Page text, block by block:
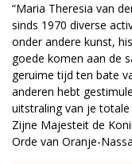
“Maria Theresia van
sinds 1970 diverse
onder andere kunst,
goede komen aan de
geruime tijd ten bate
anderen hebt
uitstraling van je
Zijne Majesteit de
Orde van Oranje-